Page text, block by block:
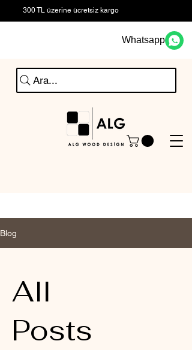
300 TL üzerine ücretsiz kargo
Ara...
Whatsapp
Blog
All
Posts